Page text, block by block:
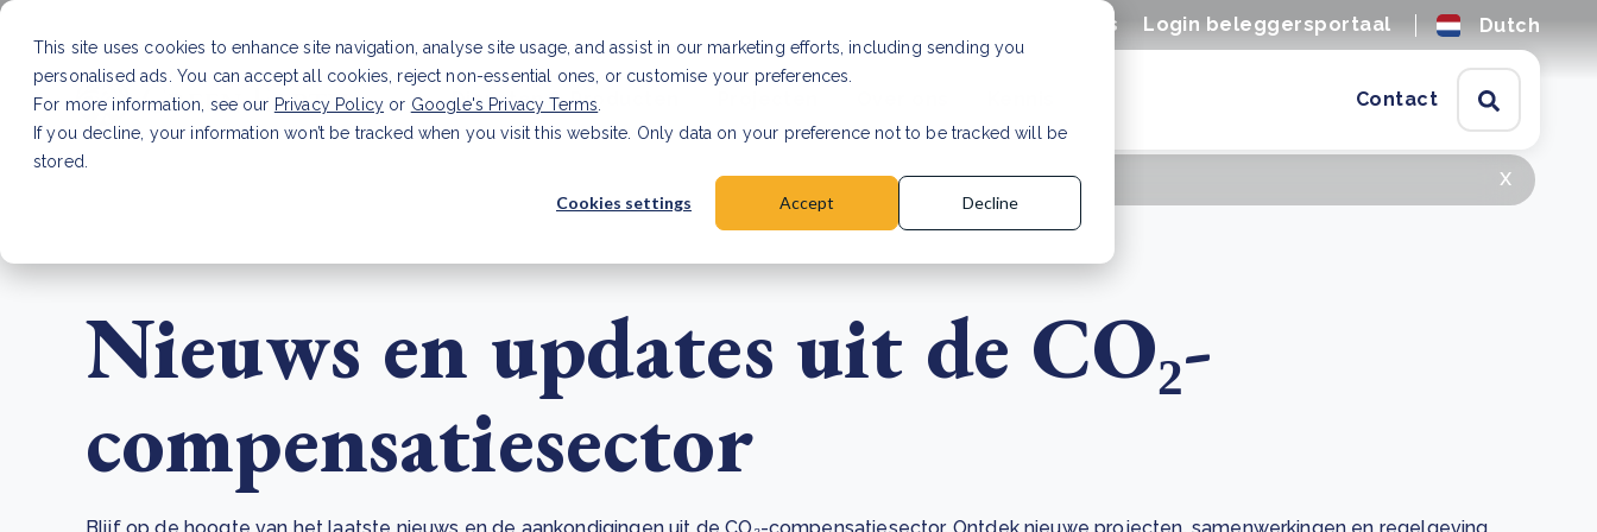
This site uses cookies to enhance site navigation, analyse site usage, and assist in our marketing efforts, including sending you
personalised ads. You can accept all cookies, reject non-essential ones, or customise your preferences.
For more information, see our Privacy Policy or Google's Privacy Terms
If you decline, your information won’t be tracked when you visit this website. Only data on your preference not to be tracked will be
stored.
Cookies settings Accept Decline
Vacatures Login beleggersportaal Dutch
Diensten & Producten Contact
x
CSRD en uw positie als leverancier: wat verandert er in 2026?Lees artikel
Nieuws en updates uit de CO₂-
compensatiesector